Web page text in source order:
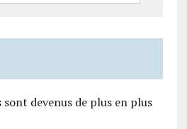
devenus de plus en plus